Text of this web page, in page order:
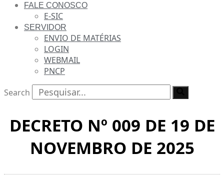
FALE CONOSCO
E-SIC
SERVIDOR
ENVIO DE MATÉRIAS
LOGIN
WEBMAIL
PNCP
Search
DECRETO Nº 009 DE 19 DE
NOVEMBRO DE 2025